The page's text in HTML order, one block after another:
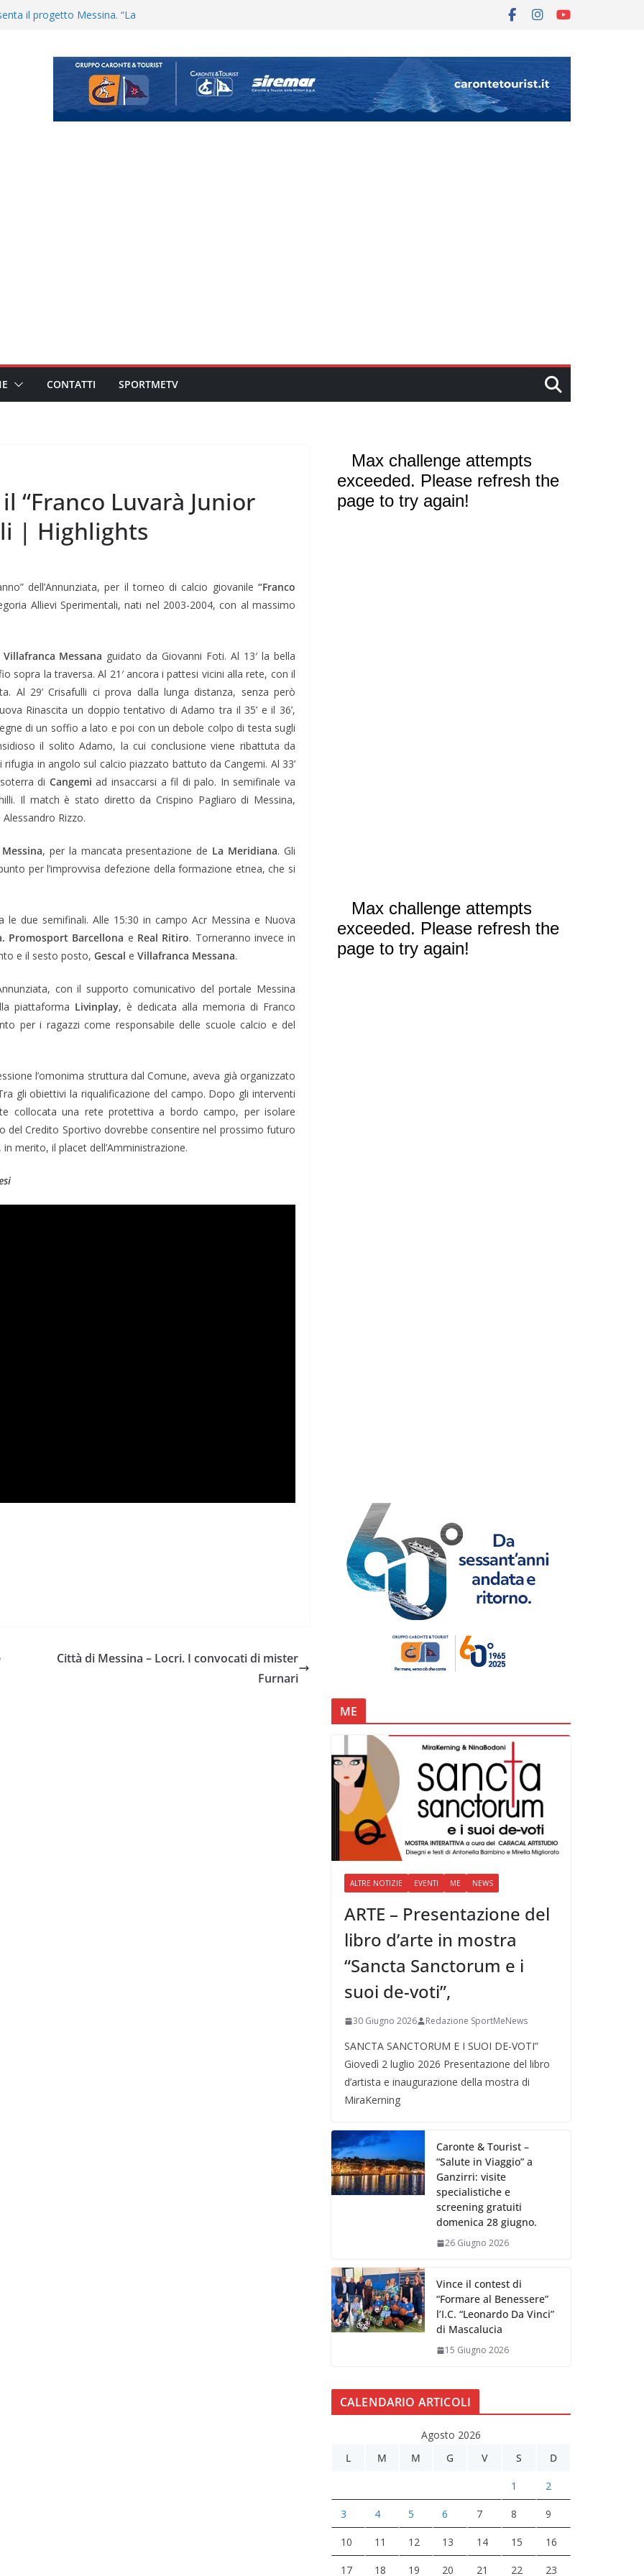
il progetto Messina. “La
e Kamarat restano in
si alzano i ritmi tra lavoro
“Mondo Messina
CONTATTI SPORTMETV
“Franco Luvarà Junior
| Highlights
dell’Annunziata, per il torneo di calcio giovanile “Franco
Allievi Sperimentali, nati nel 2003-2004, con al massimo
Villafranca Messana guidato da Giovanni Foti. Al 13′ la bella
sopra la traversa. Al 21′ ancora i pattesi vicini alla rete, con il
Al 29’ Crisafulli ci prova dalla lunga distanza, senza però
Rinascita un doppio tentativo di Adamo tra il 35’ e il 36’,
di un soffio a lato e poi con un debole colpo di testa sugli
il solito Adamo, la cui conclusione viene ribattuta da
rifugia in angolo sul calcio piazzato battuto da Cangemi. Al 33’
di Cangemi ad insaccarsi a fil di palo. In semifinale va
Il match è stato diretto da Crispino Pagliaro di Messina,
Rizzo.
, per la mancata presentazione de La Meridiana. Gli
per l’improvvisa defezione della formazione etnea, che si
due semifinali. Alle 15:30 in campo Acr Messina e Nuova
Promosport Barcellona e Real Ritiro. Torneranno invece in
e il sesto posto, Gescal e Villafranca Messana.
con il supporto comunicativo del portale Messina
piattaforma Livinplay, è dedicata alla memoria di Franco
per i ragazzi come responsabile delle scuole calcio e del
l’omonima struttura dal Comune, aveva già organizzato
gli obiettivi la riqualificazione del campo. Dopo gli interventi
collocata una rete protettiva a bordo campo, per isolare
Credito Sportivo dovrebbe consentire nel prossimo futuro
merito, il placet dell’Amministrazione.
Città di Messina – Locri. I convocati di mister
Furnari
ME
ALTRE NOTIZIE EVENTI ME NEWS
ARTE – Presentazione del
libro d’arte in mostra
“Sancta Sanctorum e i
suoi de-voti”,
30 Giugno 2026 Redazione SportMeNews
SANCTA SANCTORUM E I SUOI DE-VOTI”
Giovedì 2 luglio 2026 Presentazione del libro
d’artista e inaugurazione della mostra di
MiraKerning
Caronte & Tourist –
“Salute in Viaggio” a
Ganzirri: visite
specialistiche e
screening gratuiti
domenica 28 giugno.
26 Giugno 2026
Vince il contest di
“Formare al Benessere”
l’I.C. “Leonardo Da Vinci”
di Mascalucia
15 Giugno 2026
CALENDARIO ARTICOLI
Agosto 2026
L
M M G V S D
1 2
3 4 5 6 7 8 9
10 11 12 13 14 15 16
17 18 19 20 21 22 23